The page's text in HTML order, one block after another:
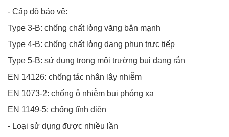
- Cấp độ bảo vệ:
Type 3-B: chống chất lỏng văng bắn mạnh
Type 4-B: chống chất lỏng dạng phun trực tiếp
Type 5-B: sử dụng trong môi trường bụi dạng rắn
EN 14126: chống tác nhân lây nhiễm
EN 1073-2: chống ô nhiễm bui phóng xạ
EN 1149-5: chống tĩnh điện
- Loại sử dụng được nhiều lần